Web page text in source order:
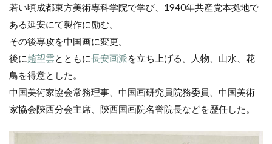
若い頃成都東方美術専科学院で学び、1940年共産党本拠地で
ある延安にて製作に励む。
その後専攻を中国画に変更。
後に趙望雲とともに長安画派を立ち上げる。人物、山水、花
鳥を得意とした。
中国美術家協会常務理事、中国画研究員院務委員、中国美術
家協会陝西分会主席、陝西国画院名誉院長などを歴任した。